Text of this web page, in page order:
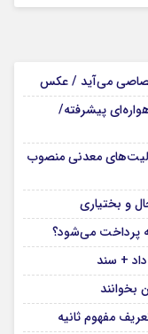
می‌آید / عکس
پیشرفته/
معدنی منصوب
پرداخت می‌شود؟
+ سند
بخوانند
مفهوم ثانیه